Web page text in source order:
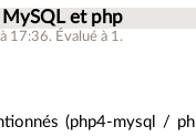
MySQL et php
17:36. Évalué à 1 .
(php4-mysql /